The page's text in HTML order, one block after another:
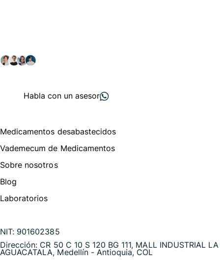
Habla con un asesor
Medicamentos desabastecidos
Vademecum de Medicamentos
Sobre nosotros
Blog
Laboratorios
NIT: 901602385
Dirección: CR 50 C 10 S 120 BG 111, MALL INDUSTRIAL LA
AGUACATALA, Medellín - Antioquia, COL